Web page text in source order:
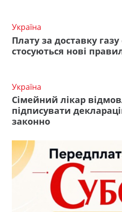
Україна
Плату за доставку
стосуються нові
Україна
Сімейний лікар
підписувати
законно